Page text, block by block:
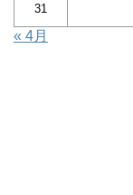
31
« 4月